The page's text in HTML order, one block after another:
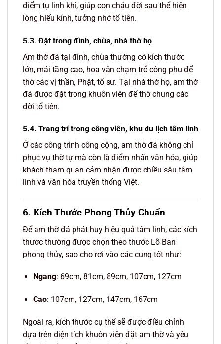
điểm tụ linh khí, giúp con cháu đời sau thể hiện
lòng hiếu kính, tưởng nhớ tổ tiên.
5.3. Đặt trong đình, chùa, nhà thờ họ
Am thờ đá tại đình, chùa thường có kích thước
lớn, mái tầng cao, hoa văn chạm trổ công phu để
thờ các vị thần, Phật, tổ sư. Tại nhà thờ họ, am thờ
đá được đặt trong khuôn viên để thờ chung các
đời tổ tiên.
5.4. Trang trí trong công viên, khu du lịch tâm linh
Ở các công trình công cộng, am thờ đá không chỉ
phục vụ thờ tự mà còn là điểm nhấn văn hóa, giúp
khách tham quan cảm nhận được chiều sâu tâm
linh và văn hóa truyền thống Việt.
6. Kích Thước Phong Thủy Chuẩn
Để am thờ đá phát huy hiệu quả tâm linh, các kích
thước thường được chọn theo thước Lỗ Ban
phong thủy, sao cho rơi vào các cung tốt như:
Ngang: 69cm, 81cm, 89cm, 107cm, 127cm
Cao: 107cm, 127cm, 147cm, 167cm
Ngoài ra, kích thước cụ thể sẽ được điều chỉnh
dựa trên diện tích khuôn viên đặt am thờ và yêu